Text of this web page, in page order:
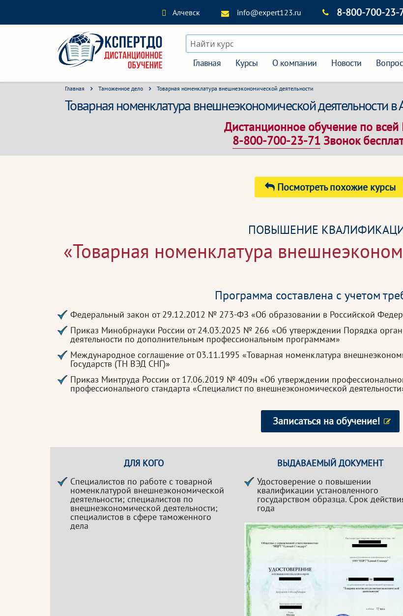
Алчевск info@expert123.ru 8-800-700-23-
Найти курс
Главная Курсы О компании Новости
Главная Таможенное дело Товарная номенклатура внешнеэкономической деятельности
Товарная номенклатура внешнеэкономической деятельности в
Дистанционное обучение по всей
8-800-700-23-71 Звонок
Посмотреть похожие курсы
ПОВЫШЕНИЕ
«Товарная номенклатура
Программа составлена с учетом
Федеральный закон от 29.12.2012 № 273-ФЗ «Об образовании в Российской
Приказ Минобрнауки России от 24.03.2025 № 266 «Об утверждении Порядка
деятельности по дополнительным профессиональным программам»
Международное соглашение от 03.11.1995 «Товарная номенклатура
Государств (ТН ВЭД СНГ)»
Приказ Минтруда России от 17.06.2019 № 409н «Об утверждении
профессионального стандарта «Специалист по внешнеэкономической
Записаться на обучение!
ДЛЯ КОГО
Специалистов по работе с товарной
номенклатурой внешнеэкономической
деятельности; специалистов по
внешнеэкономической деятельности;
специалистов в сфере таможенного
дела
ВЫДАВАЕМЫЙ ДОКУМЕНТ
Удостоверение о повышении
квалификации установленного
государством образца. Срок
года